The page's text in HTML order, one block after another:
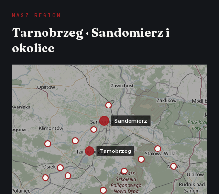
NASZ REGION
Tarnobrzeg · Sandomierz i
okolice
Tarnobrzeg
Sandomierz